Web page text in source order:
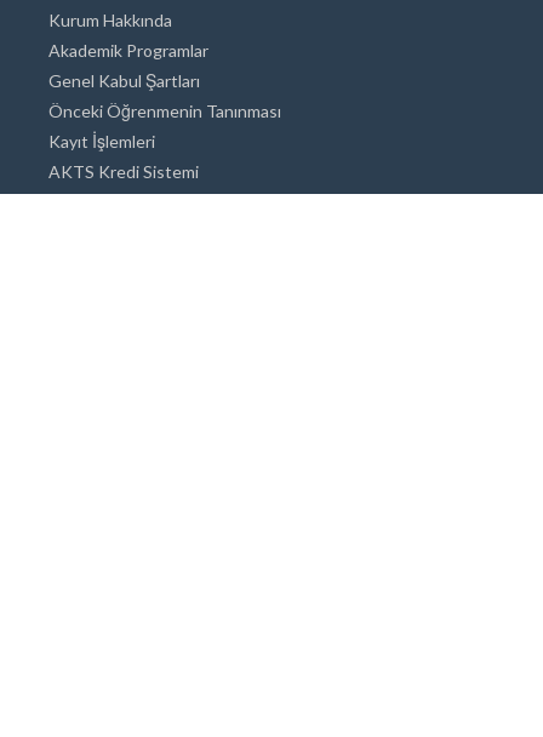
Kurum Hakkında
Akademik Programlar
Genel Kabul Şartları
Önceki Öğrenmenin Tanınması
Kayıt İşlemleri
AKTS Kredi Sistemi